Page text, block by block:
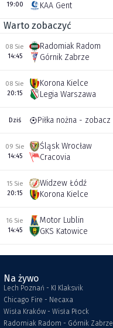
19:00
KAA Gent
Warto zobaczyć
08 Sie
14:45
Radomiak Radom
Górnik Zabrze
08 Sie
20:15
Korona Kielce
Legia Warszawa
Dziś
09 Sie
14:45
Śląsk Wrocław
Cracovia
15 Sie
20:15
Widzew Łódź
Korona Kielce
16 Sie
14:45
Motor Lublin
GKS Katowice
Na żywo
Lech Poznań - KI Klaksvik
Chicago Fire - Necaxa
Wisła Kraków - Wisła Płock
Radomiak Radom - Górnik Zabrze